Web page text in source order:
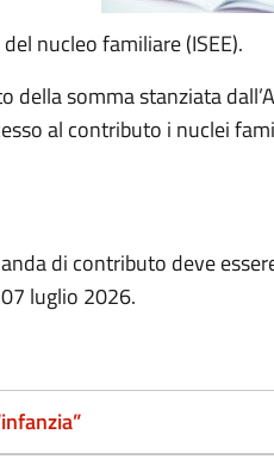
nucleo familiare (ISEE).
della somma stanziata
al contributo i nuclei
di contributo deve
luglio 2026.